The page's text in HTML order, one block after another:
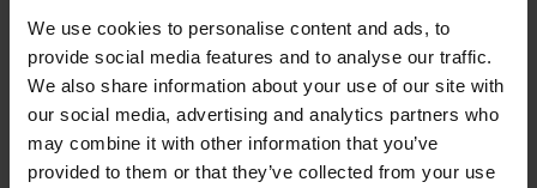
We use cookies to personalise content and ads, to
provide social media features and to analyse our traffic.
We also share information about your use of our site with
our social media, advertising and analytics partners who
may combine it with other information that you’ve
provided to them or that they’ve collected from your use
Fälgband 20-21"
FW009-04-44-203
29KR
KÖP
Fälgband 10-12"
FD013-04-44-101
25KR
KÖP